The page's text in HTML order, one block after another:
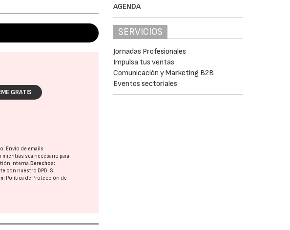
GRATIS
Envío de emails
sea necesario para
interna. Derechos:
con nuestro DPD. Si
Política de Protección de
AGENDA
SERVICIOS
Jornadas Profesionales
Impulsa tus ventas
Comunicación y Marketing B2B
Eventos sectoriales